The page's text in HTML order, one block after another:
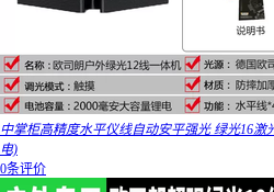
中掌柜高精度水平仪线自动安平强光 绿光16
电)
0条评价